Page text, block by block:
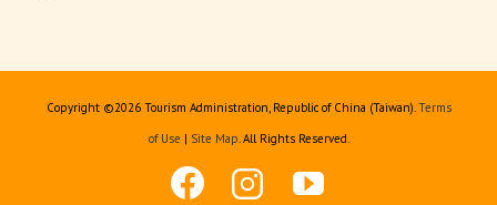
Copyright ©2026 Tourism Administration, Republic of China (Taiwan).Terms
of Use | Site Map. All Rights Reserved.